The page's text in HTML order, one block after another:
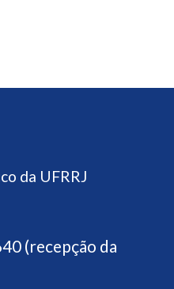
da UFRRJ
(recepção da